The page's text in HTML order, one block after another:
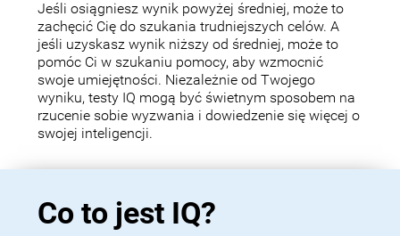
Jeśli osiągniesz wynik powyżej średniej, może to
zachęcić Cię do szukania trudniejszych celów. A
jeśli uzyskasz wynik niższy od średniej, może to
pomóc Ci w szukaniu pomocy, aby wzmocnić
swoje umiejętności. Niezależnie od Twojego
wyniku, testy IQ mogą być świetnym sposobem na
rzucenie sobie wyzwania i dowiedzenie się więcej o
swojej inteligencji.
Co to jest IQ?